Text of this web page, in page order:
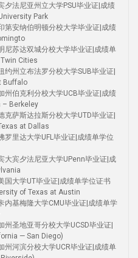
法尼亚州立大学PSU毕业证|成绩
Park
第安纳伯明顿分校大学毕业证|成绩
尼苏达双城分校大学毕业证|成绩单
Cities
州立布法罗分校大学SUB毕业证|
Buffalo
州伯克利分校大学UCB毕业证|成绩
– Berkeley
萨斯达拉斯分校大学UTD毕业证|
at Dallas
里达大学UFL毕业证|成绩单学位
大宾夕法尼亚大学UPenn毕业证|成
国大学UT毕业证|成绩单学位证书
of Texas at Austin
内基梅隆大学CMU毕业证|成绩单学
圣地亚哥分校大学UCSD毕业证|
— San Diego)
河滨分校大学UCR毕业证|成绩单